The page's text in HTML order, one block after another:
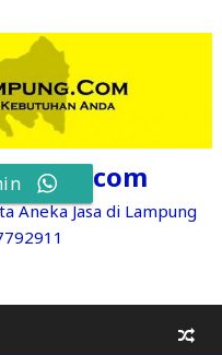
Aneka Jasa di Lampung